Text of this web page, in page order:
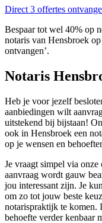
Direct 3 offertes
Bespaar tot wel 40% op
notaris van Hensbroek
ontvangen’.
Notaris
Heb je voor jezelf
aanbiedingen wilt
uitstekend bij bijstaan!
ook in Hensbroek een
op je wensen en
Je vraagt simpel via
aanvraag wordt gauw
jou interessant zijn. Je
om zo tot jouw beste
notarispraktijk te komen.
behoefte verder kenbaar